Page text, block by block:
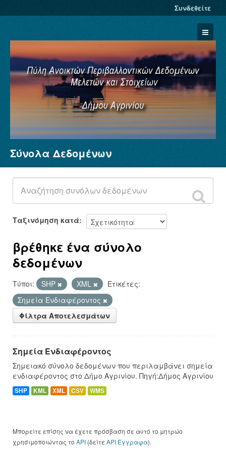
Συνδεθείτε
Σύνολα Δεδομένων
Φορείς
Ομάδες
Σχετικά
Σύνολα Δεδομένων
Ταξινόμηση κατά
βρέθηκε ένα σύνολο
δεδομένων
Τύποι: SHP XML
Ετικέτες:
Σημεία Ενδιαφέροντος
Φίλτρα Αποτελεσμάτων
Σημεία Ενδιαφέροντος
Σημειακό σύνολο δεδομένων που περιλαμβάνει σημεία
ενδιαφέροντος στο Δήμο Αγρινίου. Πηγή:Δήμος Αγρινίου
SHP KML XML CSV WMS
Μπορείτε επίσης να έχετε πρόσβαση σε αυτό το μητρώο
χρησιμοποιώντας το API (δείτε API Έγγραφα).